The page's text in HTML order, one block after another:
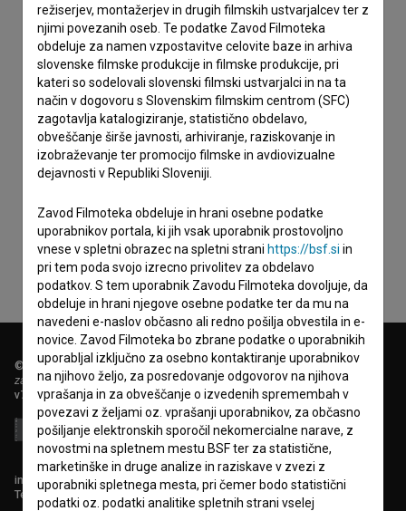
© 2018-2026, Filmoteka,
zavod za širjenje filmske kulture
v7.151.0
info@filmoteka.si
Tehnična pomoč: podpora@bsf.si
režiserjev, montažerjev in drugih filmskih ustvarjalcev ter z
njimi povezanih oseb. Te podatke Zavod Filmoteka
obdeluje za namen vzpostavitve celovite baze in arhiva
slovenske filmske produkcije in filmske produkcije, pri
kateri so sodelovali slovenski filmski ustvarjalci in na ta
način v dogovoru s Slovenskim filmskim centrom (SFC)
zagotavlja katalogiziranje, statistično obdelavo,
obveščanje širše javnosti, arhiviranje, raziskovanje in
izobraževanje ter promocijo filmske in avdiovizualne
dejavnosti v Republiki Sloveniji.
Zavod Filmoteka obdeluje in hrani osebne podatke
uporabnikov portala, ki jih vsak uporabnik prostovoljno
vnese v spletni obrazec na spletni strani https://bsf.si in
pri tem poda svojo izrecno privolitev za obdelavo
podatkov. S tem uporabnik Zavodu Filmoteka dovoljuje, da
obdeluje in hrani njegove osebne podatke ter da mu na
navedeni e-naslov občasno ali redno pošilja obvestila in e-
novice. Zavod Filmoteka bo zbrane podatke o uporabnikih
uporabljal izključno za osebno kontaktiranje uporabnikov
na njihovo željo, za posredovanje odgovorov na njihova
vprašanja in za obveščanje o izvedenih spremembah v
povezavi z željami oz. vprašanji uporabnikov, za občasno
pošiljanje elektronskih sporočil nekomercialne narave, z
novostmi na spletnem mestu BSF ter za statistične,
marketinške in druge analize in raziskave v zvezi z
uporabniki spletnega mesta, pri čemer bodo statistični
podatki oz. podatki analitike spletnih strani vselej